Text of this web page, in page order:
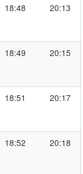
18:48 20:13
18:49 20:15
18:51 20:17
18:52 20:18